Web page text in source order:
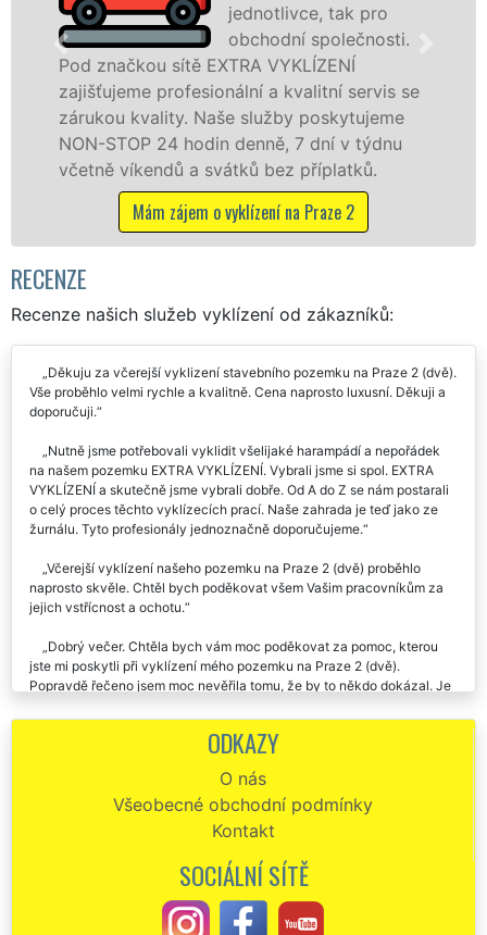
jednotlivce, tak pro
obchodní společnosti.
sítě EXTRA VYKLÍZENÍ
profesionální a kvalitní servis se
Naše služby poskytujeme
24 hodin denně, 7 dní v týdnu
a svátků bez příplatků.
Mám zájem o vyklízení na Praze 2
službu jak
osobám
práce, a
RECENZE
Recenze našich služeb vyklízení od zákazníků:
Děkuju za včerejší vyklizení stavebního pozemku na Praze 2 (dvě).
Vše proběhlo velmi rychle a kvalitně. Cena naprosto luxusní. Děkuji a
doporučuji.
Nutně jsme potřebovali vyklidit všelijaké harampádí a nepořádek
na našem pozemku EXTRA VYKLÍZENÍ. Vybrali jsme si spol. EXTRA
VYKLÍZENÍ a skutečně jsme vybrali dobře. Od A do Z se nám postarali
o celý proces těchto vyklízecích prací. Naše zahrada je teď jako ze
žurnálu. Tyto profesionály jednoznačně doporučujeme.
Včerejší vyklízení našeho pozemku na Praze 2 (dvě) proběhlo
naprosto skvěle. Chtěl bych poděkovat všem Vašim pracovníkům za
jejich vstřícnost a ochotu.
Dobrý večer. Chtěla bych vám moc poděkovat za pomoc, kterou
jste mi poskytli při vyklízení mého pozemku na Praze 2 (dvě).
Popravdě řečeno jsem moc nevěřila tomu, že by to někdo dokázal. Je
doporučovat.
zvládnete tak rychle jsem skutečně nečekal. Kluci byli vážně machři a
cena za celé vyklízení pro mě byla velmi příjemná. Pokud budu ještě
někdy potřebovat, určitě si vyber zase vás.
Vyklízení parcely na Praze 2 (dvě) proběhlo velmi rychle a velmi
kvalitně. Parcela je nyní čistá a připravená k prodeji. Děkuji touto
cestou společnosti EXTRA VYKLÍZENÍ za jejich vynikající práci.
ODKAZY
O nás
Všeobecné obchodní podmínky
Kontakt
SOCIÁLNÍ SÍTĚ